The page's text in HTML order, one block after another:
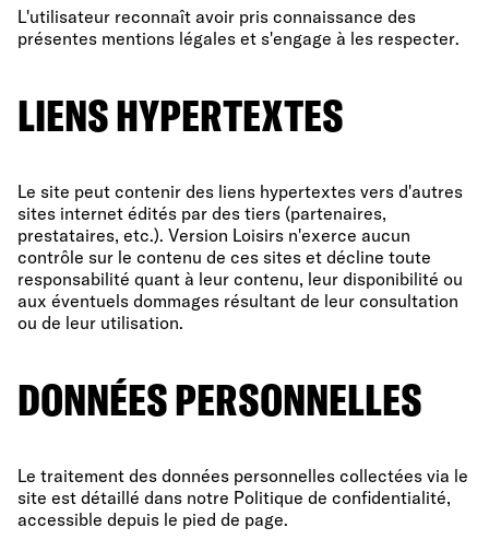
L'utilisateur reconnaît avoir pris connaissance des
présentes mentions légales et s'engage à les respecter.
LIENS HYPERTEXTES
Le site peut contenir des liens hypertextes vers d'autres
sites internet édités par des tiers (partenaires,
prestataires, etc.). Version Loisirs n'exerce aucun
contrôle sur le contenu de ces sites et décline toute
responsabilité quant à leur contenu, leur disponibilité ou
aux éventuels dommages résultant de leur consultation
ou de leur utilisation.
DONNÉES PERSONNELLES
Le traitement des données personnelles collectées via le
site est détaillé dans notre Politique de confidentialité,
accessible depuis le pied de page.